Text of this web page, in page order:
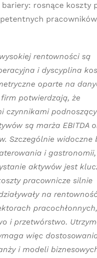
bariery: rosnące koszty
rentowności są
i dyscyplina
oparte na
potwierdzają, że
czynnikami
są marża EBITDA
Szczególnie widoczne
i
aktywów jest
pracownicze silnie
na
i przetwórstwo.
więc
i modeli